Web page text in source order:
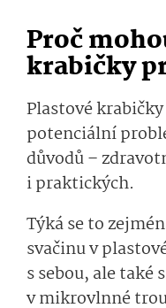
Proč
krabičky
Plastové
potenciální
důvodů –
i praktických.
Týká se to
svačinu v
s sebou, ale
v mikrovlnné